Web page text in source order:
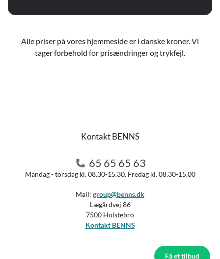
Få et tilbud
Alle priser på vores hjemmeside er i danske kroner. Vi
tager forbehold for prisændringer og trykfejl.
Kontakt BENNS
65 65 65 63
Mandag - torsdag kl. 08.30-15.30. Fredag kl. 08.30-15.00
Mail: group@benns.dk
Lægårdvej 86
7500 Holstebro
Kontakt BENNS